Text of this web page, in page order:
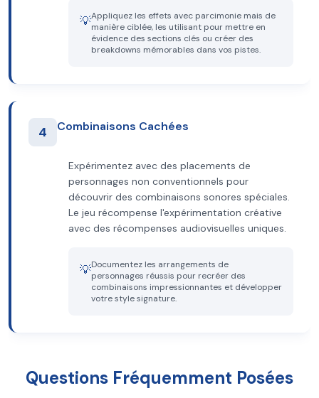
💡Appliquez les effets avec parcimonie mais de
manière ciblée, les utilisant pour mettre en
évidence des sections clés ou créer des
breakdowns mémorables dans vos pistes.
4 Combinaisons Cachées
Expérimentez avec des placements de
personnages non conventionnels pour
découvrir des combinaisons sonores spéciales.
Le jeu récompense l'expérimentation créative
avec des récompenses audiovisuelles uniques.
💡Documentez les arrangements de
personnages réussis pour recréer des
combinaisons impressionnantes et développer
votre style signature.
Questions Fréquemment Posées